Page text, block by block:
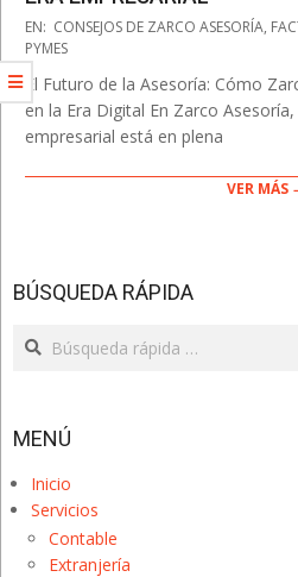
2025-
06-
17
EN: CONSEJOS DE ZARCO ASESORÍA,
PYMES
El Futuro de la Asesoría: Cómo
en la Era Digital En Zarco
empresarial está en plena
VER MÁS
BÚSQUEDA RÁPIDA
Search
MENÚ
Inicio
Servicios
Contable
Extranjería